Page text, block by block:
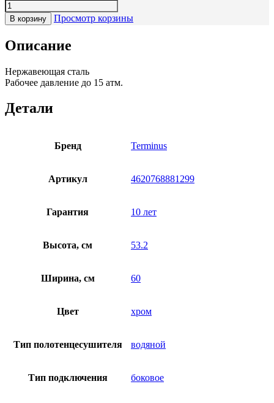
В корзину Просмотр корзины
Описание
Нержавеющая сталь
Рабочее давление до 15 атм.
Детали
Бренд Terminus
Артикул 4620768881299
Гарантия 10 лет
Высота, см 53.2
Ширина, см 60
Цвет хром
Тип полотенцесушителя водяной
Тип подключения боковое